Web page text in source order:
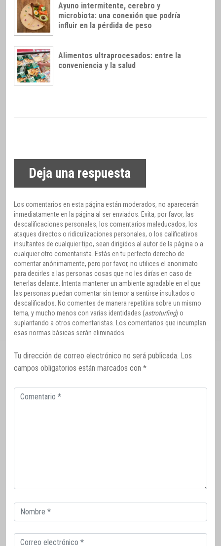
Ayuno intermitente, cerebro y
microbiota: una conexión que podría
influir en la pérdida de peso
Alimentos ultraprocesados: entre la
conveniencia y la salud
Deja una respuesta
Los comentarios en esta página están moderados, no aparecerán
inmediatamente en la página al ser enviados. Evita, por favor, las
descalificaciones personales, los comentarios maleducados, los
ataques directos o ridiculizaciones personales, o los calificativos
insultantes de cualquier tipo, sean dirigidos al autor de la página o a
cualquier otro comentarista. Estás en tu perfecto derecho de
comentar anónimamente, pero por favor, no utilices el anonimato
para decirles a las personas cosas que no les dirías en caso de
tenerlas delante. Intenta mantener un ambiente agradable en el que
las personas puedan comentar sin temor a sentirse insultados o
descalificados. No comentes de manera repetitiva sobre un mismo
tema, y mucho menos con varias identidades (astroturfing) o
suplantando a otros comentaristas. Los comentarios que incumplan
esas normas básicas serán eliminados.
Tu dirección de correo electrónico no será publicada. Los
campos obligatorios están marcados con *
Comentario
Correo
electrónico
Correo